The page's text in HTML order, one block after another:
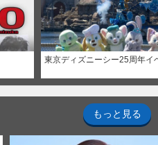
東京ディズニーシー25周年イ
もっと見る